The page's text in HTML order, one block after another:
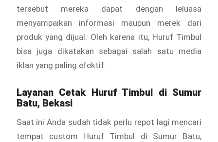
tersebut mereka dapat dengan leluasa
menyampaikan informasi maupun merek dari
produk yang dijual. Oleh karena itu, Huruf Timbul
bisa juga dikatakan sebagai salah satu media
iklan yang paling efektif.
Layanan Cetak Huruf Timbul di Sumur
Batu, Bekasi
Saat ini Anda sudah tidak perlu repot lagi mencari
tempat custom Huruf Timbul di Sumur Batu,